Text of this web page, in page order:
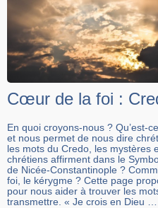
Cœur de la foi :
En quoi croyons-nous ? Qu’est-
et nous permet de nous dire
les mots du Credo, les mystères
chrétiens affirment dans le
de Nicée-Constantinople ?
foi, le kérygme ? Cette page
pour nous aider à trouver les
transmettre. « Je crois en Dieu